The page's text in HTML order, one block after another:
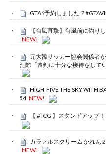
GTA6予約しました？
【台風直撃】台風前に釣り
NEW!
元大韓サッカー協会関係者
た際「審判に十分な接待をして
HIGH-FIVE THE SKY WITH
54 NEW!
【 #TCG 】スタンドアップ
カラフルスクリーム かれん
NEW!